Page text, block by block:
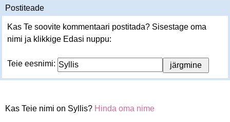
Postiteade
Kas Te soovite kommentaari postitada? Sisestage oma
nimi ja klikkige Edasi nuppu:
Teie eesnimi:
Kas Teie nimi on Syllis? Hinda oma nime